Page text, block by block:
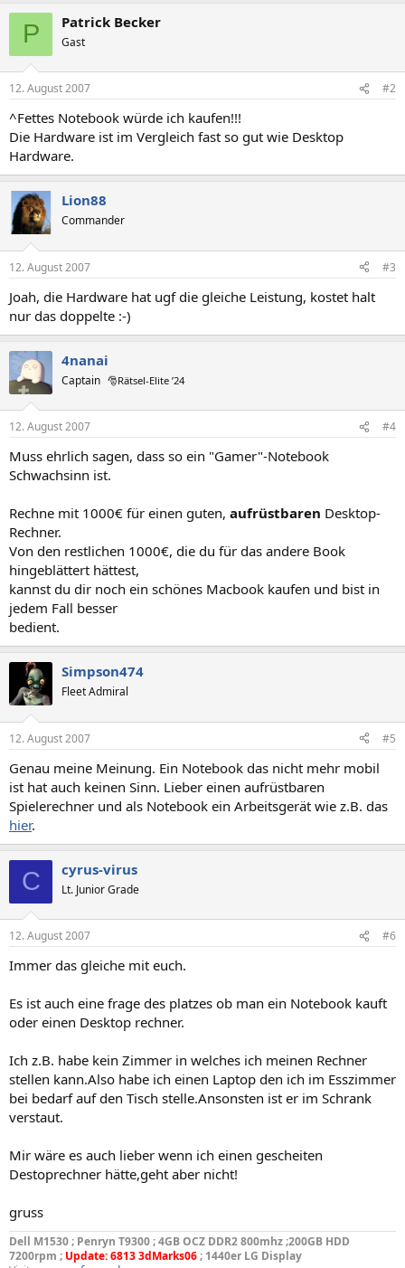
P Patrick Becker
Gast
12. August 2007 #2
^Fettes Notebook würde ich kaufen!!!
Die Hardware ist im Vergleich fast so gut wie Desktop
Hardware.
Lion88
Commander
12. August 2007 #3
Joah, die Hardware hat ugf die gleiche Leistung, kostet halt
nur das doppelte :-)
4nanai
Captain 🎅Rätsel-Elite ’24
12. August 2007 #4
Muss ehrlich sagen, dass so ein "Gamer"-Notebook
Schwachsinn ist.
Rechne mit 1000€ für einen guten, aufrüstbaren Desktop-
Rechner.
Von den restlichen 1000€, die du für das andere Book
hingeblättert hättest,
kannst du dir noch ein schönes Macbook kaufen und bist in
jedem Fall besser
bedient.
Simpson474
Fleet Admiral
12. August 2007 #5
Genau meine Meinung. Ein Notebook das nicht mehr mobil
ist hat auch keinen Sinn. Lieber einen aufrüstbaren
Spielerechner und als Notebook ein Arbeitsgerät wie z.B. das
hier.
C cyrus-virus
Lt. Junior Grade
12. August 2007 #6
Immer das gleiche mit euch.
Es ist auch eine frage des platzes ob man ein Notebook kauft
oder einen Desktop rechner.
Ich z.B. habe kein Zimmer in welches ich meinen Rechner
stellen kann.Also habe ich einen Laptop den ich im Esszimmer
bei bedarf auf den Tisch stelle.Ansonsten ist er im Schrank
verstaut.
Mir wäre es auch lieber wenn ich einen gescheiten
Destoprechner hätte,geht aber nicht!
gruss
Dell M1530 ; Penryn T9300 ; 4GB OCZ DDR2 800mhz ;200GB HDD
7200rpm ; Update: 6813 3dMarks06; 1440er LG Display